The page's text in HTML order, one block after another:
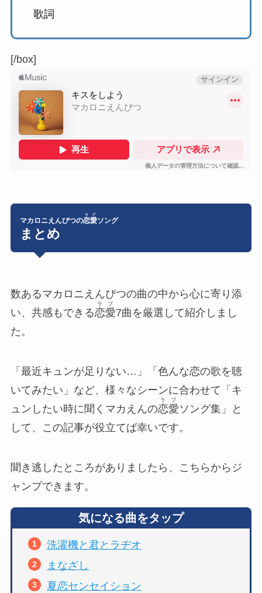
歌詞
[/box]
マカロニえんぴつの恋愛
ラブ
ソング
まとめ
数あるマカロニえんぴつの曲の中から心に寄り添
い、共感もできる恋愛
ラブ
7曲を厳選 して紹介しまし
た。
「最近キュンが足りない…」「色んな恋の歌を聴
いてみたい」など、様々なシーンに合わせて「キ
ュンしたい時に聞くマカえんの恋愛
ラブ
ソング集」と
して、この記事が役立てば幸いです。
聞き逃したところがありましたら、こちらからジ
ャンプできます。
気になる曲をタップ
洗濯機と君とラヂオ
まなざし
夏恋センセイション